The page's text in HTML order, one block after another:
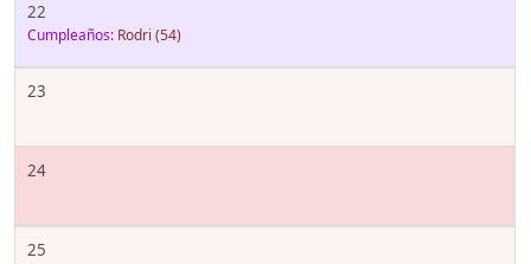
22
Cumpleaños: Rodri (54)
23
24
25